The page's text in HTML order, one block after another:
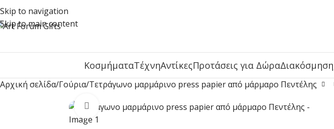
Skip to navigation
Skip to main content
ΚοσμήματαΤέχνηΑντίκεςΠροτάσεις για ΔώραΔιακόσμηση
Αρχική σελίδα Γούρια Τετράγωνο μαρμάρινο press papier από μάρμαρο Πεντέλης
Click to enlarge